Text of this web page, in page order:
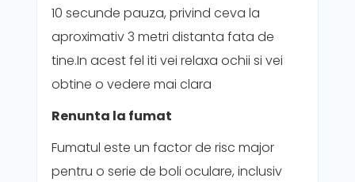
10 secunde pauza, privind ceva la
aproximativ 3 metri distanta fata de
tine.In acest fel iti vei relaxa ochii si vei
obtine o vedere mai clara
Renunta la fumat
Fumatul este un factor de risc major
pentru o serie de boli oculare, inclusiv